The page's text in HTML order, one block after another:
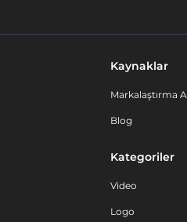
Kaynaklar
Markalaştırma
Blog
Kategoriler
Video
Logo